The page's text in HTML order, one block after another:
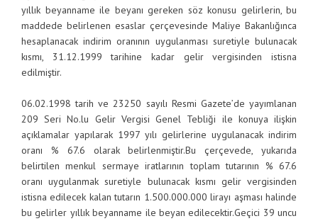
yıllık beyanname ile beyanı gereken söz konusu gelirlerin, bu
maddede belirlenen esaslar çerçevesinde Maliye Bakanlığınca
hesaplanacak indirim oranının uygulanması suretiyle bulunacak
kısmı, 31.12.1999 tarihine kadar gelir vergisinden istisna
edilmiştir.
06.02.1998 tarih ve 23250 sayılı Resmi Gazete’de yayımlanan
209 Seri No.lu Gelir Vergisi Genel Tebliği ile konuya ilişkin
açıklamalar yapılarak 1997 yılı gelirlerine uygulanacak indirim
oranı % 67.6 olarak belirlenmiştir.Bu çerçevede, yukarıda
belirtilen menkul sermaye iratlarının toplam tutarının % 67.6
oranı uygulanmak suretiyle bulunacak kısmı gelir vergisinden
istisna edilecek kalan tutarın 1.500.000.000 lirayı aşması halinde
bu gelirler yıllık beyanname ile beyan edilecektir.Geçici 39 uncu